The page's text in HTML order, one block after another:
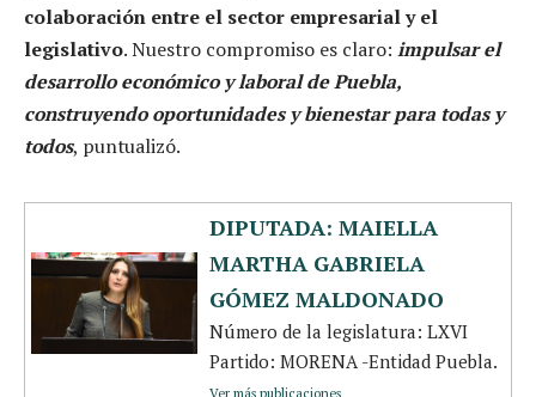
colaboración entre el sector empresarial y el
legislativo. Nuestro compromiso es claro: impulsar el
desarrollo económico y laboral de Puebla,
construyendo oportunidades y bienestar para todas y
todos, puntualizó.
DIPUTADA: MAIELLA
MARTHA GABRIELA
GÓMEZ MALDONADO
Número de la legislatura: LXVI
Partido: MORENA -Entidad Puebla.
Ver más publicaciones